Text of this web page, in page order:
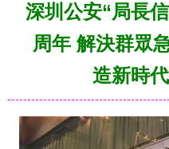
深圳公安“局長
周年 解決群眾
造新時